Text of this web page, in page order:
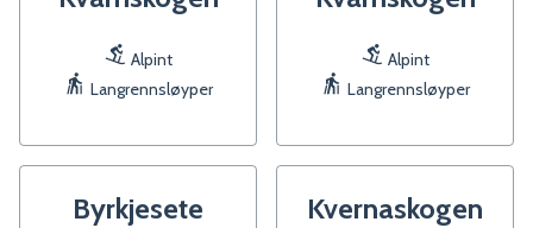
Alpint
Langrennsløyper
Alpint
Langrennsløyper
Byrkjesete
Kvernaskogen